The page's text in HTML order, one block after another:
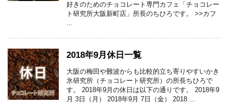
好きのためのチョコレート専門カフェ「チョコレー
ト研究所大阪新町店」所長のちひろです。 >>カフ
2018年9月休日一覧
大阪の梅田や難波からも比較的立ち寄りやすいかき
氷研究所（チョコレート研究所）の所長ちひろで
す。 2018年9月の休日は以下の通りです。 2018年9
月 3日（月） 2018年9月 7日（金） 2018 ...